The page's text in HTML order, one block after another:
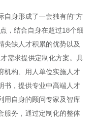
自身形成了一套独有的“方
，结合自身在超过18个细
尖缺人才积累的优势以及
需求提供定制化方案。具
机构、用人单位实施人才
书，提供专业中高端人才
用自身的顾问专家及智库
服务，通过定制化的整体